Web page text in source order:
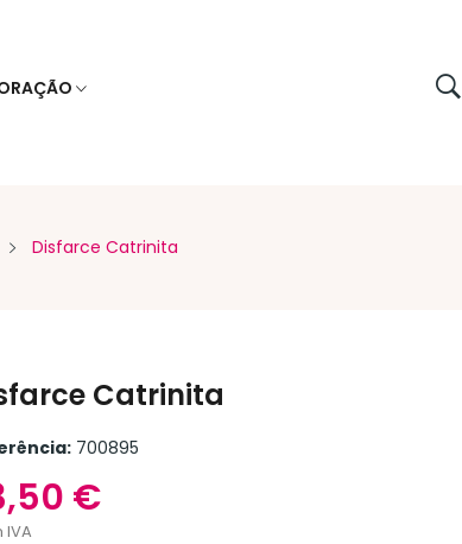
Disfarce Catrinita
Catrinita
700895
€
IVA